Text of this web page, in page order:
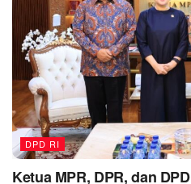
DPD RI
Ketua MPR, DPR, dan